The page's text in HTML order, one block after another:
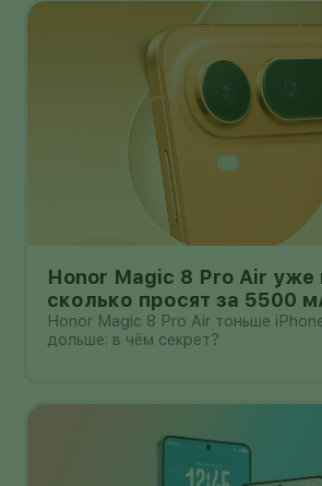
Honor Magic 8 Pro Air
сколько просят за 5500
корпусе толщиной всего
Honor Magic 8 Pro Air тоньше
дольше: в чём секрет?